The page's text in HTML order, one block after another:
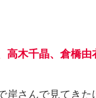
高木千晶、倉橋
岸さんで見てきた